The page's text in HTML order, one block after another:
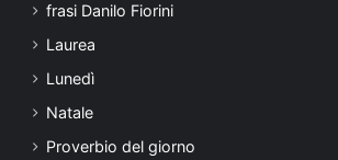
frasi Danilo Fiorini
Laurea
Lunedì
Natale
Proverbio del giorno